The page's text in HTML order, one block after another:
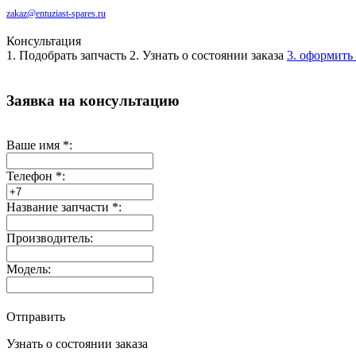
zakaz@entuziast-spares.ru
Консультация
1. Подобрать запчасть 2. Узнать о состоянии заказа 3. оформить
Заявка на консультацию
Ваше имя *:
Телефон *:
Название запчасти *:
Производитель:
Модель:
Отправить
Узнать о состоянии заказа